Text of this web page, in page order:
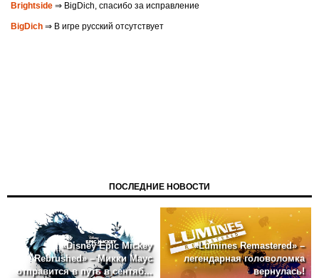
Brightside ⇒ BigDich, спасибо за исправление
BigDich ⇒ В игре русский отсутствует
ПОСЛЕДНИЕ НОВОСТИ
«Disney Epic Mickey
Rebrushed» – Микки Маус
отправится в путь в сентяб...
«Lumines Remastered» –
легендарная головоломка
вернулась!